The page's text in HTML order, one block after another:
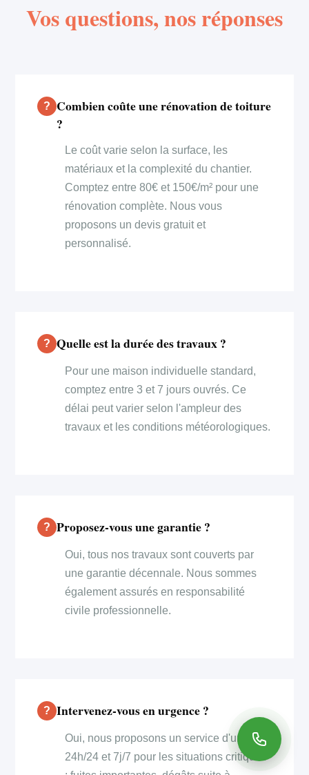
Vos questions, nos réponses
Combien coûte une rénovation de toiture
?
Le coût varie selon la surface, les
matériaux et la complexité du chantier.
Comptez entre 80€ et 150€/m² pour une
rénovation complète. Nous vous
proposons un devis gratuit et
personnalisé.
Quelle est la durée des travaux ?
Pour une maison individuelle standard,
comptez entre 3 et 7 jours ouvrés. Ce
délai peut varier selon l'ampleur des
travaux et les conditions météorologiques.
Proposez-vous une garantie ?
Oui, tous nos travaux sont couverts par
une garantie décennale. Nous sommes
également assurés en responsabilité
civile professionnelle.
Intervenez-vous en urgence ?
Oui, nous proposons un service d'urgence
24h/24 et 7j/7 pour les situations critiques